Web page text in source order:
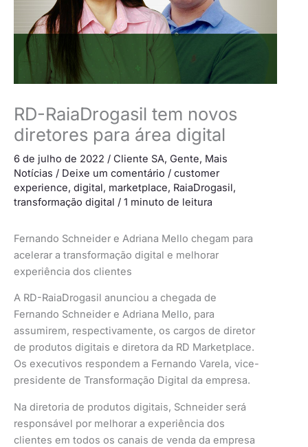
RD-RaiaDrogasil tem novos
diretores para área digital
6 de julho de 2022 / Cliente SA, Gente, Mais
Notícias / Deixe um comentário / customer
experience, digital, marketplace, RaiaDrogasil,
transformação digital / 1 minuto de leitura
Fernando Schneider e Adriana Mello chegam para
acelerar a transformação digital e melhorar
experiência dos clientes
A RD-RaiaDrogasil anunciou a chegada de
Fernando Schneider e Adriana Mello, para
assumirem, respectivamente, os cargos de diretor
de produtos digitais e diretora da RD Marketplace.
Os executivos respondem a Fernando Varela, vice-
presidente de Transformação Digital da empresa.
Na diretoria de produtos digitais, Schneider será
responsável por melhorar a experiência dos
clientes em todos os canais de venda da empresa